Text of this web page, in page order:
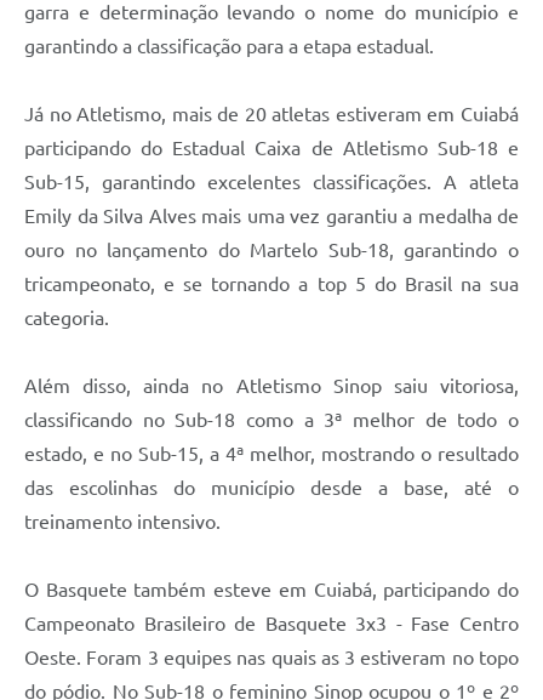
garra e determinação levando o nome do município e
garantindo a classificação para a etapa estadual.
Já no Atletismo, mais de 20 atletas estiveram em Cuiabá
participando do Estadual Caixa de Atletismo Sub-18 e
Sub-15, garantindo excelentes classificações. A atleta
Emily da Silva Alves mais uma vez garantiu a medalha de
ouro no lançamento do Martelo Sub-18, garantindo o
tricampeonato, e se tornando a top 5 do Brasil na sua
categoria.
Além disso, ainda no Atletismo Sinop saiu vitoriosa,
classificando no Sub-18 como a 3ª melhor de todo o
estado, e no Sub-15, a 4ª melhor, mostrando o resultado
das escolinhas do município desde a base, até o
treinamento intensivo.
O Basquete também esteve em Cuiabá, participando do
Campeonato Brasileiro de Basquete 3x3 - Fase Centro
Oeste. Foram 3 equipes nas quais as 3 estiveram no topo
do pódio. No Sub-18 o feminino Sinop ocupou o 1º e 2º